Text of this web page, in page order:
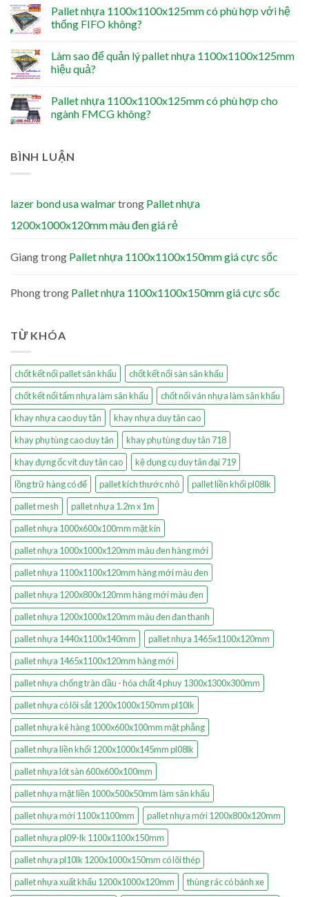
Pallet nhựa 1100x1100x125mm có phù hợp với hệ
thống FIFO không?
Làm sao để quản lý pallet nhựa 1100x1100x125mm
hiệu quả?
Pallet nhựa 1100x1100x125mm có phù hợp cho
ngành FMCG không?
BÌNH LUẬN
lazer bond usa walmartrong Pallet nhựa
1200x1000x120mm màu đen giá rẻ
Giangtrong Pallet nhựa 1100x1100x150mm giá cực sốc
Phongtrong Pallet nhựa 1100x1100x150mm giá cực sốc
TỪ KHÓA
chốt kết nối pallet sân khấu
chốt kết nối sàn sân khấu
chốt kết nối tấm nhựa làm sân khấu
chốt nối ván nhựa làm sân khấu
khay nhựa cao duy tân
khay nhựa duy tân cao
khay phụ tùng cao duy tân
khay phụ tùng duy tân 718
khay đựng ốc vít duy tân cao
kệ dụng cụ duy tân đại 719
lồng trữ hàng có đế
pallet kích thước nhỏ
pallet liền khối pl08lk
pallet mesh
pallet nhựa 1.2m x 1m
pallet nhựa 1000x600x100mm mặt kín
pallet nhựa 1000x1000x120mm màu đen hàng mới
pallet nhựa 1100x1100x120mm hàng mới màu đen
pallet nhựa 1200x800x120mm hàng mới màu đen
pallet nhựa 1200x1000x120mm màu đen đan thanh
pallet nhựa 1440x1100x140mm
pallet nhựa 1465x1100x120mm
pallet nhựa 1465x1100x120mm hàng mới
pallet nhựa chống tràn dầu - hóa chất 4 phuy 1300x1300x300mm
pallet nhựa có lõi sắt 1200x1000x150mm pl10lk
pallet nhựa kê hàng 1000x600x100mm mặt phẳng
pallet nhựa liền khối 1200x1000x145mm pl08lk
pallet nhựa lót sàn 600x600x100mm
pallet nhựa mặt liền 1000x500x50mm làm sân khấu
pallet nhựa mới 1100x1100mm
pallet nhựa mới 1200x800x120mm
pallet nhựa pl09-lk 1100x1100x150mm
pallet nhựa pl10lk 1200x1000x150mm có lõi thép
pallet nhựa xuất khẩu 1200x1000x120mm
thùng rác có bánh xe